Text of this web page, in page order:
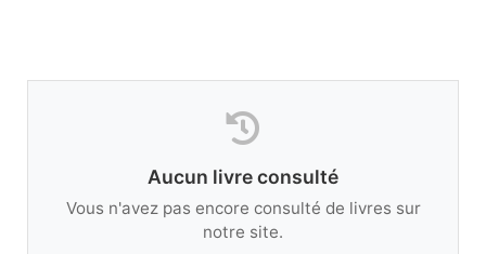
Aucun livre consulté
Vous n'avez pas encore consulté de livres sur
notre site.